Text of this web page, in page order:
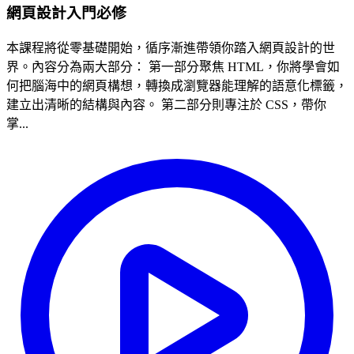
網頁設計入門必修
本課程將從零基礎開始，循序漸進帶領你踏入網頁設計的世
界。內容分為兩大部分： 第一部分聚焦 HTML，你將學會如
何把腦海中的網頁構想，轉換成瀏覽器能理解的語意化標籤，
建立出清晰的結構與內容。 第二部分則專注於 CSS，帶你
掌...